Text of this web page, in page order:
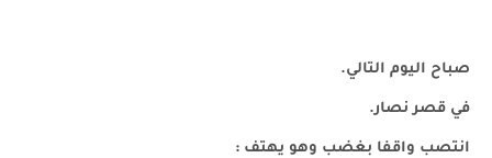
صباح اليوم التالي.
في قصر نصار.
انتصب واقفا بغضب وهو يهتف :